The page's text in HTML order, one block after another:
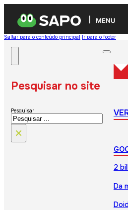
MENU
Saltar para o conteúdo principal Ir para o footer
Pesquisar no site
Pesquisar
×
2
Da